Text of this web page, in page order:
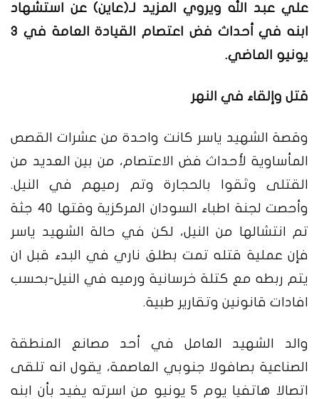
علي عبد الله ويروي المزيد لـ(عاين) عن استشهاد
ابنه في أحداث فض اعتصام القيادة العامة في 3
يونيو الماضي.
قتل وإلقاء في النهر
وقصة الشهيد ياسر كانت واحدة من عشرات القصص
المأساوية لأحداث فض الاعتصام، من بين العديد من
القتلى وثقوا بالحجارة وتم رميهم في النيل.
وأحصت لجنة اطباء السودان المركزية وقتها 40 جثة
تم انتشالها من النيل، لكن في حالة الشهيد ياسر
فإن عملية قتله تمت بطلق ناري في البدء قبل ان
يتم ربطه مع كتلة خرسانية ورميه في النيل-بحسب
افادات قانونين وتقارير طبية.
والد الشهيد العامل في أحد مصانع المنطقة
الصناعية بصافولا جنوبي العاصمة، يقول انه تلقى
اتصالا هاتفيا يوم 5 يونيو من اسرته يفيد بأن ابنه